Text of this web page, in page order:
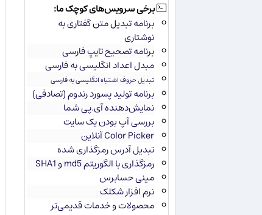
برخی سرویس‌های کوچک ما:
برنامه تبدیل متن گفتاری به
نوشتاری
برنامه تصحیح تایپ فارسی
مبدل اعداد انگلیسی به فارسی
تبدیل حروف اشتباه انگلیسی به فارسی
برنامه تولید پسورد رندوم (تصادفی)
نمایش‌دهنده آی.پی شما
بررسی آپ بودن یک سایت
Color Picker آنلاین
تبدیل آدرس رمزگذاری شده
رمزگذاری با الگوریتم md5 و SHA1
مینی حسابرس
نرم افزار شکلک
محصولات و خدمات قدیمی‌تر